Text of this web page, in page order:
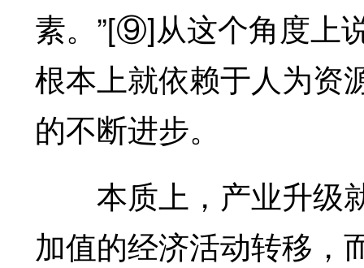
素。”[⑨]从这个角度上
根本上就依赖于人为资
的不断进步。
本质上，产业升级
加值的经济活动转移，